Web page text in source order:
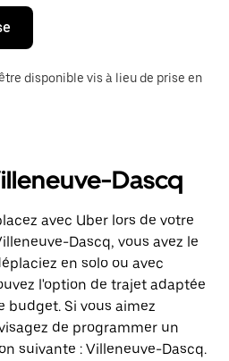
disponible vis à lieu de prise en
Dascq
avec Uber lors de votre
Dascq, vous avez le
en solo ou avec
l'option de trajet adaptée
budget. Si vous aimez
de programmer un
suivante : Villeneuve-Dascq.